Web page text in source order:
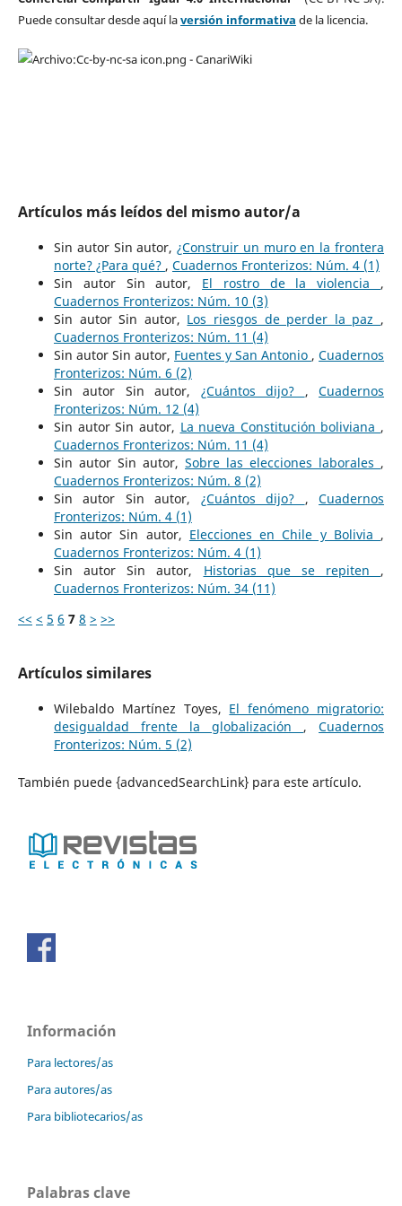
Puede consultar desde aquí laversión informativa de la licencia.
Artículos más leídos del mismo autor/a
Sin autor Sin autor,¿Construir un muro en la frontera
norte? ¿Para qué? , Cuadernos Fronterizos: Núm. 4 (1)
Sin autor Sin autor, El rostro de la violencia ,
Cuadernos Fronterizos: Núm. 10 (3)
Sin autor Sin autor, Los riesgos de perder la paz ,
Cuadernos Fronterizos: Núm. 11 (4)
Sin autor Sin autor, Fuentes y San Antonio ,Cuadernos
Fronterizos: Núm. 6 (2)
Sin autor Sin autor, ¿Cuántos dijo? ,Cuadernos
Fronterizos: Núm. 12 (4)
Sin autor Sin autor, La nueva Constitución boliviana ,
Cuadernos Fronterizos: Núm. 11 (4)
Sin autor Sin autor, Sobre las elecciones laborales ,
Cuadernos Fronterizos: Núm. 8 (2)
Sin autor Sin autor, ¿Cuántos dijo? ,Cuadernos
Fronterizos: Núm. 4 (1)
Sin autor Sin autor, Elecciones en Chile y Bolivia ,
Cuadernos Fronterizos: Núm. 4 (1)
Sin autor Sin autor, Historias que se repiten ,
Cuadernos Fronterizos: Núm. 34 (11)
<< < 5 6 7 8 > >>
Artículos similares
Wilebaldo Martínez Toyes, El fenómeno migratorio:
desigualdad frente la globalización ,Cuadernos
Fronterizos: Núm. 5 (2)
También puede {advancedSearchLink} para este artículo.
Información
Para lectores/as
Para autores/as
Para bibliotecarios/as
Palabras clave